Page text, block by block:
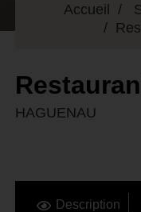
Accueil
HAGUENAU
Description